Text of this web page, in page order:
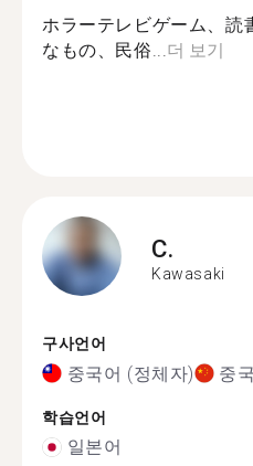
ホラーテレビゲーム、読
なもの、民俗...더 보기
C.
Kawasaki
구사언어
중국어 (정체자) 중
학습언어
일본어